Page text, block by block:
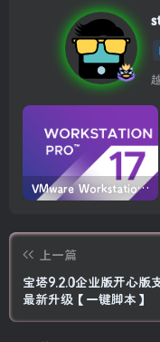
VMware Workstation PRO v17.6.4 正式版_虚拟机(带激活密钥)
上一篇
宝塔9.2.0企业版开心版
最新升级【一键脚本】